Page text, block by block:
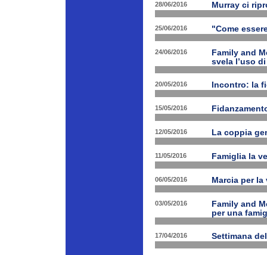
28/06/2016 Murray ci
25/06/2016 "Come
24/06/2016
Family and
svela l’uso
20/05/2016 Incontro: la
15/05/2016
12/05/2016 La coppia
11/05/2016 Famiglia la
06/05/2016 Marcia per la
03/05/2016
Family and
per una
17/04/2016 Settimana